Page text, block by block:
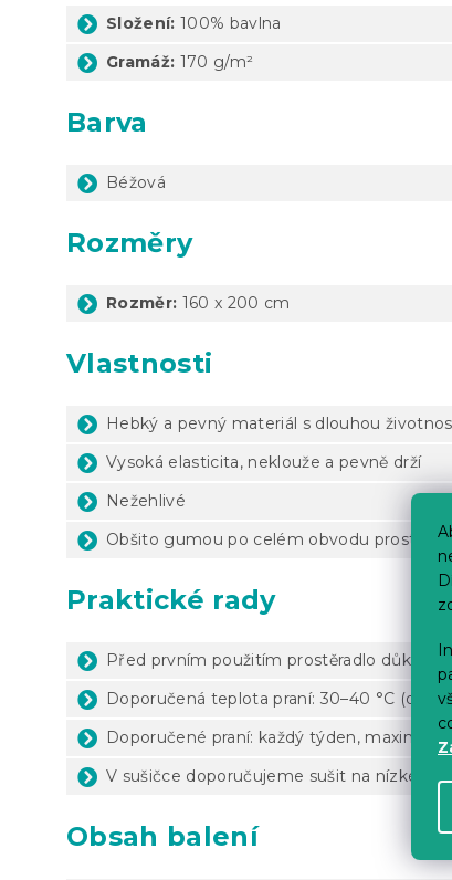
Složení: 100% bavlna
Gramáž: 170 g/m²
Barva
Béžová
Rozměry
Rozměr: 160 x 200 cm
Vlastnosti
Hebký a pevný materiál s dlouhou
Vysoká elasticita, neklouže a pevně drží
Nežehlivé
Obšito gumou po celém obvodu
Praktické rady
Před prvním použitím prostěradlo
Doporučená teplota praní: 30–40 °C (dle
Doporučené praní: každý týden, maximálně
V sušičce doporučujeme sušit na nízké
Obsah balení